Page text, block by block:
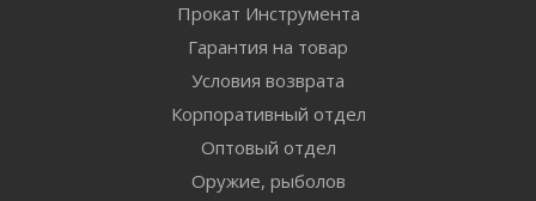
Прокат Инструмента
Гарантия на товар
Условия возврата
Корпоративный отдел
Оптовый отдел
Оружие, рыболов